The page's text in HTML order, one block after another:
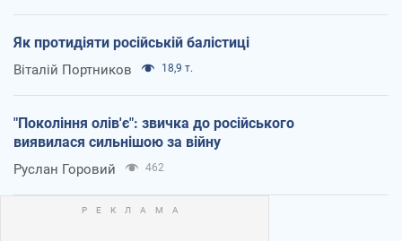
Як протидіяти російській балістиці
Віталій Портников 18,9 т.
"Покоління олів'є": звичка до російського
виявилася сильнішою за війну
Руслан Горовий 462